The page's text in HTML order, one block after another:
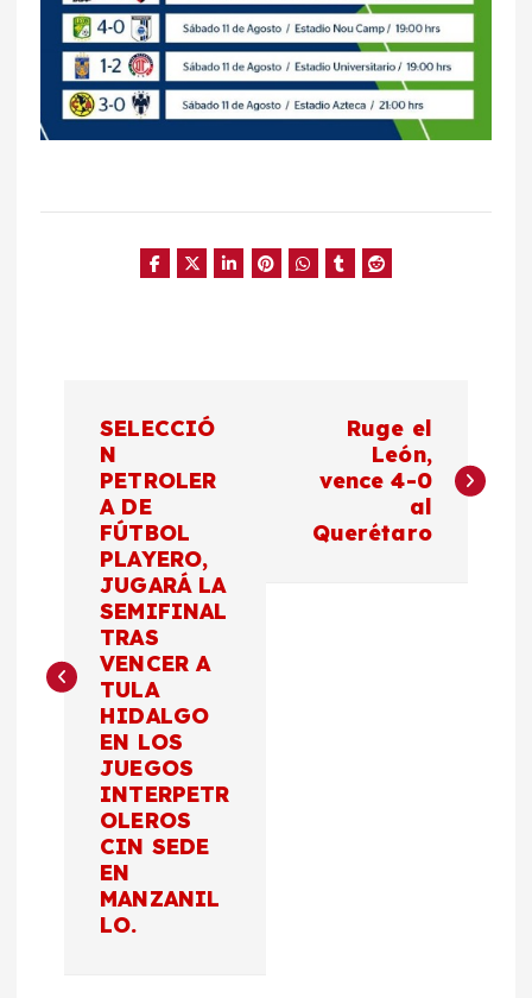
a
SELECCIÓ
N
PETROLER
A DE
FÚTBOL
PLAYERO,
JUGARÁ LA
SEMIFINAL
TRAS
VENCER A
TULA
HIDALGO
EN LOS
JUEGOS
INTERPETR
OLEROS
CIN SEDE
EN
MANZANIL
LO.
Ruge el
León,
vence 4-0
al
Querétaro